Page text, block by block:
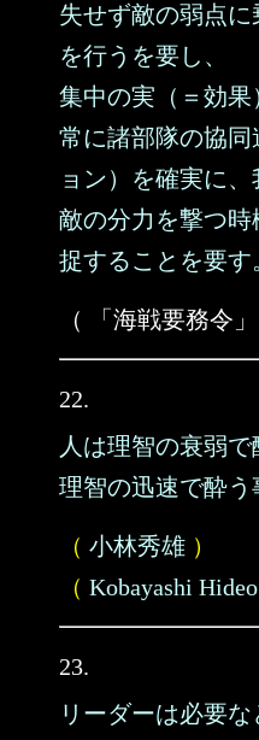
失せず敵の弱点
を行うを要し、
集中の実（＝効果
常に諸部隊の協
ョン）を確実に
敵の分力を撃つ
捉することを要す
（ 「海戦要務令」
22.
人は理智の衰弱で
理智の迅速で酔う
（ 小林秀雄 ）
（ Kobayashi Hideo
23.
リーダーは必要な